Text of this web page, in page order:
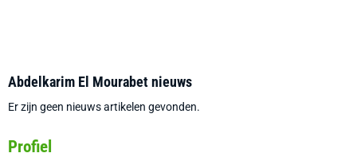
Abdelkarim El Mourabet nieuws
Er zijn geen nieuws artikelen gevonden.
Profiel